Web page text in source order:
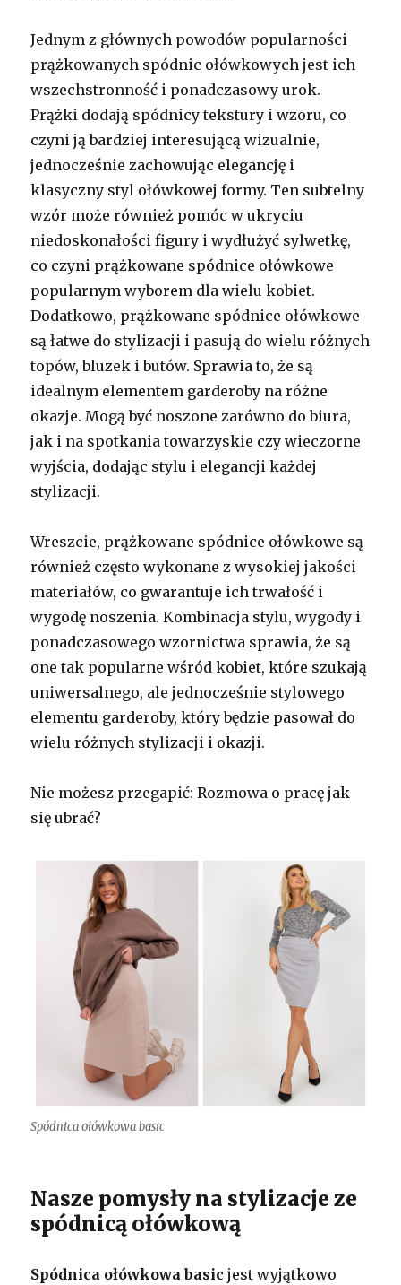
Jednym z głównych powodów popularności
prążkowanych spódnic ołówkowych jest ich
wszechstronność i ponadczasowy urok.
Prążki dodają spódnicy tekstury i wzoru, co
czyni ją bardziej interesującą wizualnie,
jednocześnie zachowując elegancję i
klasyczny styl ołówkowej formy. Ten subtelny
wzór może również pomóc w ukryciu
niedoskonałości figury i wydłużyć sylwetkę,
co czyni prążkowane spódnice ołówkowe
popularnym wyborem dla wielu kobiet.
Dodatkowo, prążkowane spódnice ołówkowe
są łatwe do stylizacji i pasują do wielu różnych
topów, bluzek i butów. Sprawia to, że są
idealnym elementem garderoby na różne
okazje. Mogą być noszone zarówno do biura,
jak i na spotkania towarzyskie czy wieczorne
wyjścia, dodając stylu i elegancji każdej
stylizacji.
Wreszcie, prążkowane spódnice ołówkowe są
również często wykonane z wysokiej jakości
materiałów, co gwarantuje ich trwałość i
wygodę noszenia. Kombinacja stylu, wygody i
ponadczasowego wzornictwa sprawia, że są
one tak popularne wśród kobiet, które szukają
uniwersalnego, ale jednocześnie stylowego
elementu garderoby, który będzie pasował do
wielu różnych stylizacji i okazji.
Nie możesz przegapić: Rozmowa o pracę jak
się ubrać?
Spódnica ołówkowa basic
Nasze pomysły na stylizacje ze
spódnicą ołówkową
Spódnica ołówkowa basic jest wyjątkowo